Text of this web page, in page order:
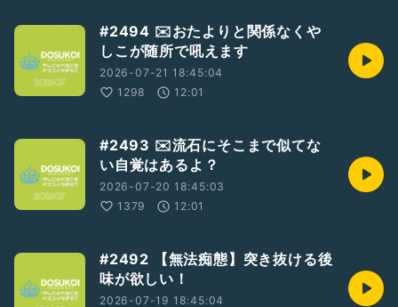
#2494 ✉️おたよりと関係なくや
しこが随所で吼えます
2026-07-21 18:45:04
1298
12:01
#2493 ✉️流石にそこまで似てな
い自覚はあるよ？
2026-07-20 18:45:03
1379
12:01
#2492 【無法痴態】突き抜ける後
味が欲しい！
2026-07-19 18:45:04